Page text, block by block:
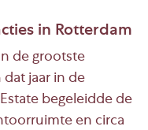
in Rotterdam
de grootste
jaar in de
begeleidde de
en circa